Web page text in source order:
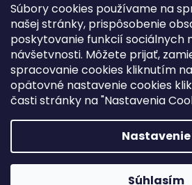
Súbory cookies používame na
našej stránky, prispôsobenie
poskytovanie funkcií sociálnych
návšetvnosti. Môžete prijať,
spracovanie cookies kliknutím
opätovné nastavenie cookies
časti stránky na "Nastavenia
Nastavenie
Súhlasím
Pre firmy Poradenstvo
iliek.sk. Všetky
nastavenie